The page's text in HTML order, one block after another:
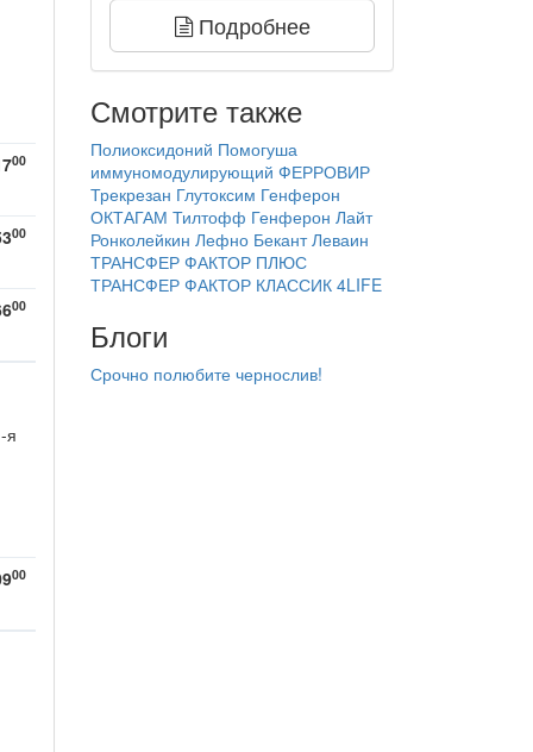
00
00
00
я
00
Подробнее
Смотрите также
Полиоксидоний Помогуша
иммуномодулирующий ФЕРРОВИР
Трекрезан Глутоксим Генферон
ОКТАГАМ Тилтофф Генферон Лайт
Ронколейкин Лефно Бекант Леваин
ТРАНСФЕР ФАКТОР ПЛЮС
ТРАНСФЕР ФАКТОР КЛАССИК 4LIFE
Блоги
Срочно полюбите чернослив!